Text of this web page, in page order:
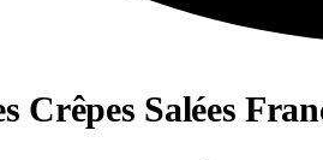
Crêpes Salées